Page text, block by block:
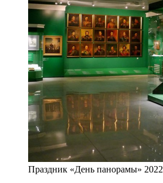
Праздник «День панорамы» 2022